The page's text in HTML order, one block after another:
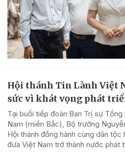
Hội thánh Tin Lành Việt
sức vì khát vọng phát
Tại buổi tiếp đoàn Ban Trị sự
Nam (miền Bắc), Bộ trưởng
Hội thánh đồng hành cùng dân
đưa Việt Nam trở thành nước phát